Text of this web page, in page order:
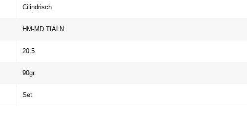
Cilindrisch
HM-MD TIALN
20.5
90gr.
Set